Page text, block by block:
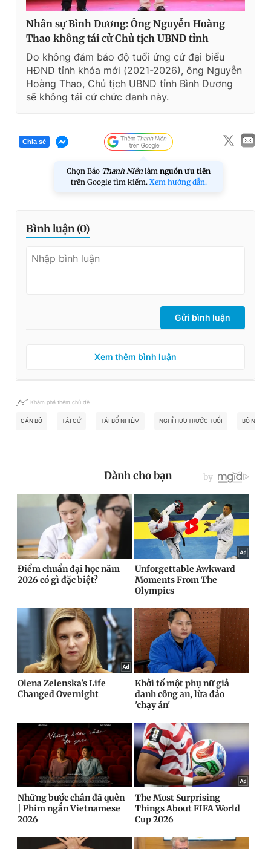
Nhân sự Bình Dương: Ông Nguyễn Hoàng
Thao không tái cử Chủ tịch UBND tỉnh
Do không đảm bảo độ tuổi ứng cử đại biểu
HĐND tỉnh khóa mới (2021-2026), ông Nguyễn
Hoàng Thao, Chủ tịch UBND tỉnh Bình Dương
sẽ không tái cử chức danh này.
Chia sẻ
Chọn Báo Thanh Niên làm nguồn ưu tiên
trên Google tìm kiếm. Xem hướng dẫn.
Bình luận (0)
Gửi bình luận
Xem thêm bình luận
Khám phá thêm chủ đề
CÁN BỘ TÁI CỬ TÁI BỔ NHIỆM NGHỈ HƯU TRƯỚC TUỔI BỘ NỘI VỤ